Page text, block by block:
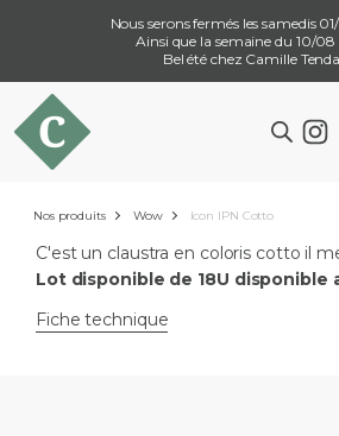
Nous serons fermés les samedis
Ainsi que la semaine du 10/08
Bel été chez Camille
Nos produits Wow Icon IPN Cotto
C'est un claustra en coloris cotto il
Lot disponible de 18U disponible
Fiche technique